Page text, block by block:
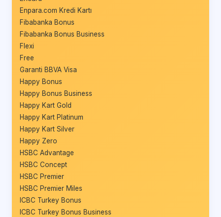
Enpara.com Kredi Kartı
Fibabanka Bonus
Fibabanka Bonus Business
Flexi
Free
Garanti BBVA Visa
Happy Bonus
Happy Bonus Business
Happy Kart Gold
Happy Kart Platinum
Happy Kart Silver
Happy Zero
HSBC Advantage
HSBC Concept
HSBC Premier
HSBC Premier Miles
ICBC Turkey Bonus
ICBC Turkey Bonus Business